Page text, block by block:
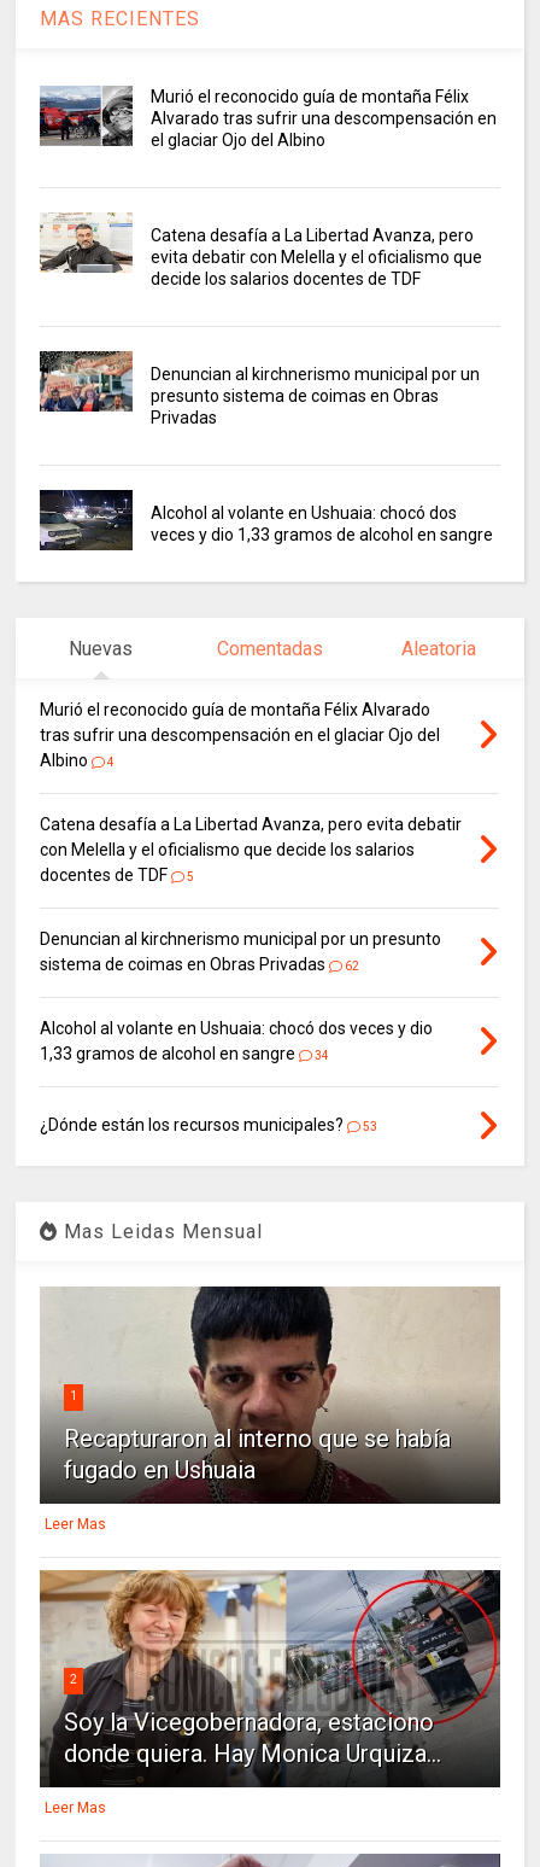
MAS RECIENTES
Murió el reconocido guía de montaña Félix
Alvarado tras sufrir una descompensación en
el glaciar Ojo del Albino
Catena desafía a La Libertad Avanza, pero
evita debatir con Melella y el oficialismo que
decide los salarios docentes de TDF
Denuncian al kirchnerismo municipal por un
presunto sistema de coimas en Obras
Privadas
Alcohol al volante en Ushuaia: chocó dos
veces y dio 1,33 gramos de alcohol en sangre
Nuevas Comentadas Aleatoria
Murió el reconocido guía de montaña Félix Alvarado
tras sufrir una descompensación en el glaciar Ojo del
Albino
4
Catena desafía a La Libertad Avanza, pero evita debatir
con Melella y el oficialismo que decide los salarios
docentes de TDF
5
Denuncian al kirchnerismo municipal por un presunto
sistema de coimas en Obras Privadas
62
Alcohol al volante en Ushuaia: chocó dos veces y dio
1,33 gramos de alcohol en sangre
34
¿Dónde están los recursos municipales? 53
Mas Leidas Mensual
1
Recapturaron al interno que se había
fugado en Ushuaia
Leer Mas
2
Soy la Vicegobernadora, estaciono
donde quiera. Hay Monica Urquiza...
Leer Mas